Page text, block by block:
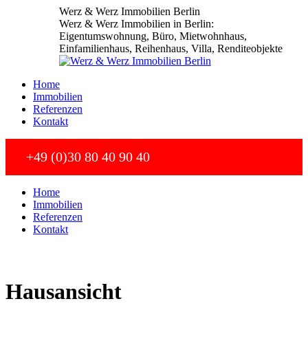
Werz & Werz Immobilien Berlin
Werz & Werz Immobilien in Berlin:
Eigentumswohnung, Büro, Mietwohnhaus,
Einfamilienhaus, Reihenhaus, Villa, Renditeobjekte
Home
Immobilien
Referenzen
Kontakt
+49 (0)30 80 40 90 40
Home
Immobilien
Referenzen
Kontakt
Hausansicht